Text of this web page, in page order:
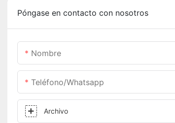
Póngase en contacto con nosotros
Nombre
Teléfono/whatsapp
Archivo